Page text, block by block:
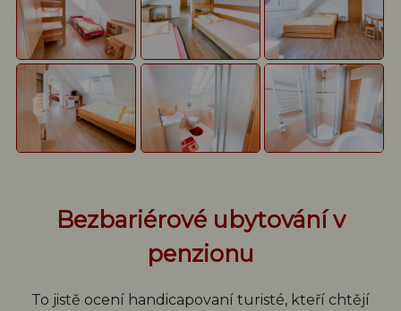
Bezbariérové ubytování v
penzionu
To jistě ocení handicapovaní turisté, kteří chtějí